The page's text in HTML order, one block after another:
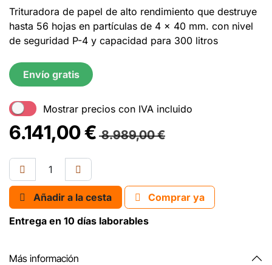
Trituradora de papel de alto rendimiento que destruye
hasta 56 hojas en partículas de 4 x 40 mm. con nivel
de seguridad P-4 y capacidad para 300 litros
Envío gratis
Mostrar precios con IVA incluido
6.141,00€ 8.989,00€
Añadir a la cesta
Comprar ya
Entrega en 10 días laborables
Más información